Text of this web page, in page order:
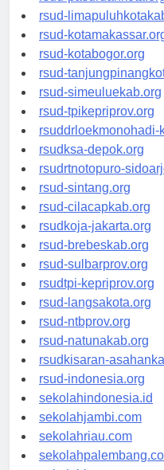
rsud-
rsud-
rsud-kotamakassar.org
rsud-kotabogor.org
rsud-
rsud-simeuluekab.org
rsud-tpikepriprov.org
rsuddrloekmonohadi-
rsudksa-depok.org
rsudrtnotopuro-
rsud-sintang.org
rsud-cilacapkab.org
rsudkoja-jakarta.org
rsud-brebeskab.org
rsud-sulbarprov.org
rsudtpi-kepriprov.org
rsud-langsakota.org
rsud-ntbprov.org
rsud-natunakab.org
rsudkisaran-
rsud-indonesia.org
sekolahindonesia.id
sekolahjambi.com
sekolahriau.com